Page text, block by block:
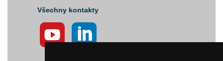
Všechny kontakty